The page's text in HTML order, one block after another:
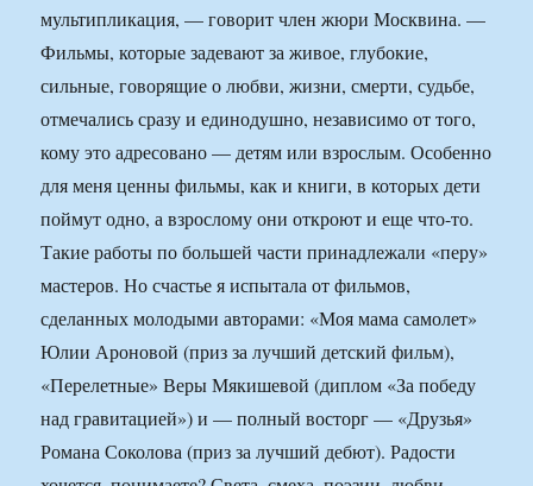
мультипликация, — говорит член жюри Москвина. —
Фильмы, которые задевают за живое, глубокие,
сильные, говорящие о любви, жизни, смерти, судьбе,
отмечались сразу и единодушно, независимо от того,
кому это адресовано — детям или взрослым. Особенно
для меня ценны фильмы, как и книги, в которых дети
поймут одно, а взрослому они откроют и еще что-то.
Такие работы по большей части принадлежали «перу»
мастеров. Но счастье я испытала от фильмов,
сделанных молодыми авторами: «Моя мама самолет»
Юлии Ароновой (приз за лучший детский фильм),
«Перелетные» Веры Мякишевой (диплом «За победу
над гравитацией») и — полный восторг — «Друзья»
Романа Соколова (приз за лучший дебют). Радости